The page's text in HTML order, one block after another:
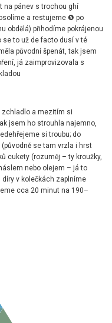
na pánev s trochou ghí
a restujeme ❺ po
obdělá) přihodíme pokrájenou
se to už de facto dusí v té
původní špenát, tak jsem
já zaimprovizovala s
zchladlo a mezitím si
jsem ho strouhla najemno,
si troubu; do
se tam vrzla i hrst
cukety (rozuměj – ty kroužky,
nebo olejem – já to
v kolečkách zaplníme
cca 20 minut na 190–